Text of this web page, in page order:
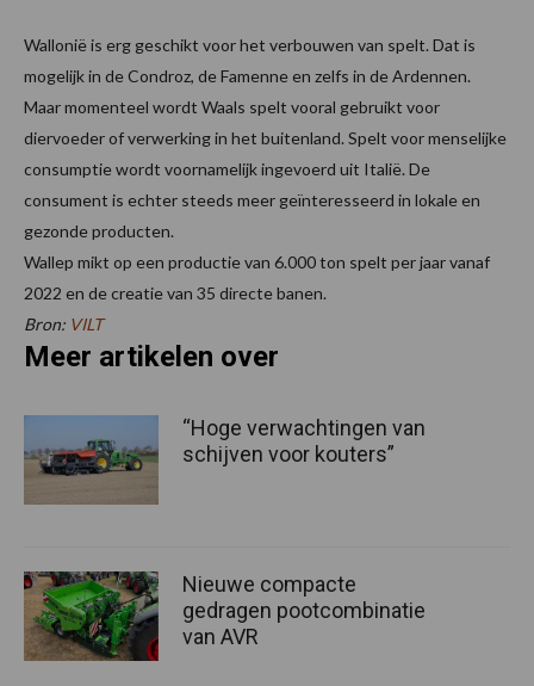
Wallonië is erg geschikt voor het verbouwen van spelt. Dat is
mogelijk in de Condroz, de Famenne en zelfs in de Ardennen.
Maar momenteel wordt Waals spelt vooral gebruikt voor
diervoeder of verwerking in het buitenland. Spelt voor menselijke
consumptie wordt voornamelijk ingevoerd uit Italië. De
consument is echter steeds meer geïnteresseerd in lokale en
gezonde producten.
Wallep mikt op een productie van 6.000 ton spelt per jaar vanaf
2022 en de creatie van 35 directe banen.
Bron: VILT
Meer artikelen over
“Hoge verwachtingen van
schijven voor kouters”
Nieuwe compacte
gedragen pootcombinatie
van AVR